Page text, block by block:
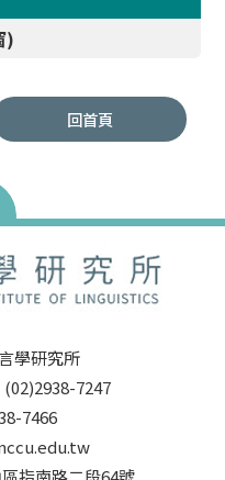
)
回首頁
學研究所
(02)2938-7247
7466